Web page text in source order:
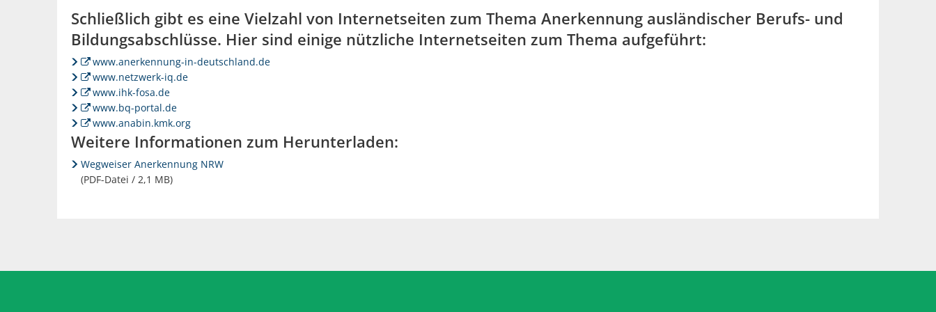
Schließlich gibt es eine Vielzahl von Internetseiten zum Thema Anerkennung ausländischer Berufs- und
Bildungsabschlüsse. Hier sind einige nützliche Internetseiten zum Thema aufgeführt:
www.anerkennung-in-deutschland.de
www.netzwerk-iq.de
www.ihk-fosa.de
www.bq-portal.de
www.anabin.kmk.org
Weitere Informationen zum Herunterladen:
Wegweiser Anerkennung NRW
(PDF-Datei / 2,1 MB)